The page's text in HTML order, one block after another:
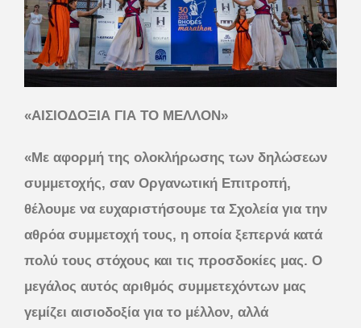
«ΑΙΣΙΟΔΟΞΙΑ ΓΙΑ ΤΟ ΜΕΛΛΟΝ»
«Με αφορμή της ολοκλήρωσης των δηλώσεων
συμμετοχής, σαν Οργανωτική Επιτροπή,
θέλουμε να ευχαριστήσουμε τα Σχολεία για την
αθρόα συμμετοχή τους, η οποία ξεπερνά κατά
πολύ τους στόχους και τις προσδοκίες μας. Ο
μεγάλος αυτός αριθμός συμμετεχόντων μας
γεμίζει αισιοδοξία για το μέλλον, αλλά